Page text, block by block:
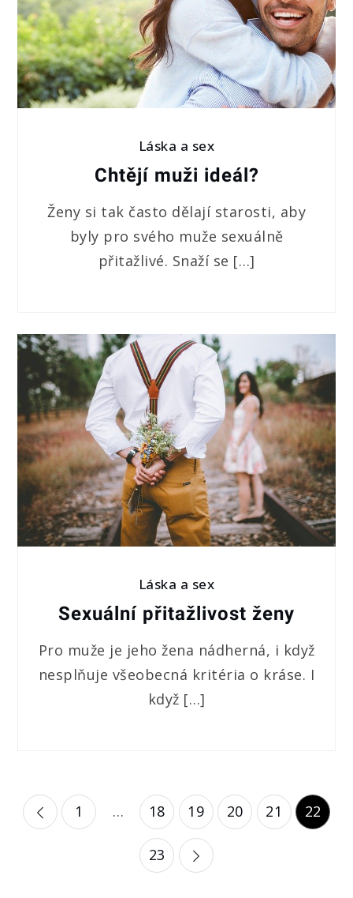
Láska a sex
Chtějí muži ideál?
Ženy si tak často dělají starosti, aby
byly pro svého muže sexuálně
přitažlivé. Snaží se […]
Láska a sex
Sexuální přitažlivost ženy
Pro muže je jeho žena nádherná, i když
nesplňuje všeobecná kritéria o kráse. I
když […]
Stránkování
příspěvků
1 … 18 19 20 21 22
23